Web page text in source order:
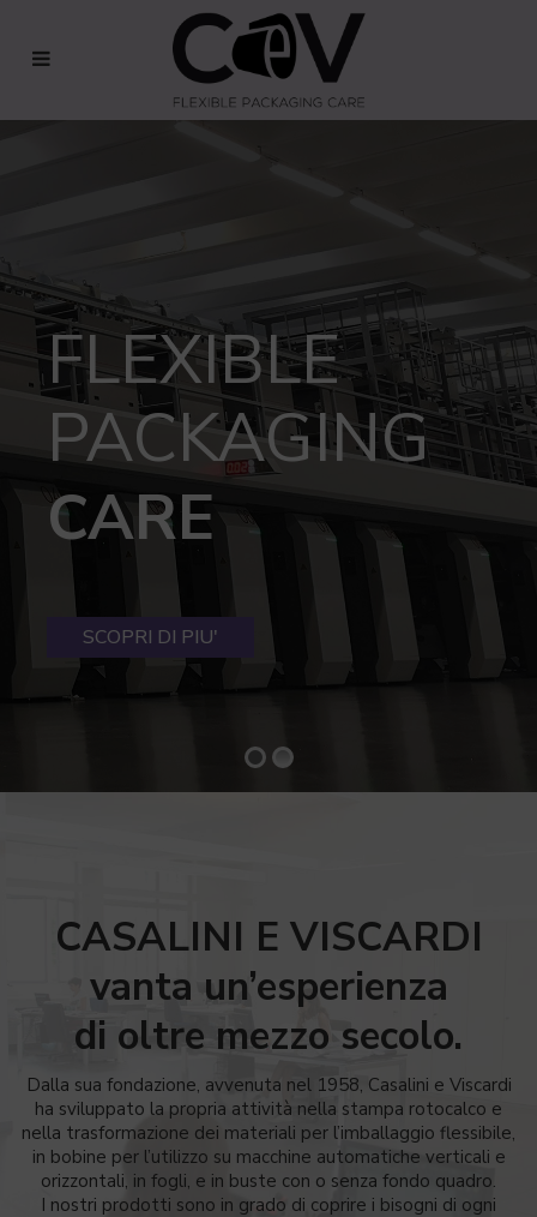
FLEXIBLE
PACKAGING
CARE
SCOPRI DI PIU'
CASALINI E VISCARDI
vanta un’esperienza
di oltre mezzo secolo.
Dalla sua fondazione, avvenuta nel 1958, Casalini e Viscardi
ha sviluppato la propria attività nella stampa rotocalco e
nella trasformazione dei materiali per l’imballaggio flessibile,
in bobine per l’utilizzo su macchine automatiche verticali e
orizzontali, in fogli, e in buste con o senza fondo quadro.
I nostri prodotti sono in grado di coprire i bisogni di ogni